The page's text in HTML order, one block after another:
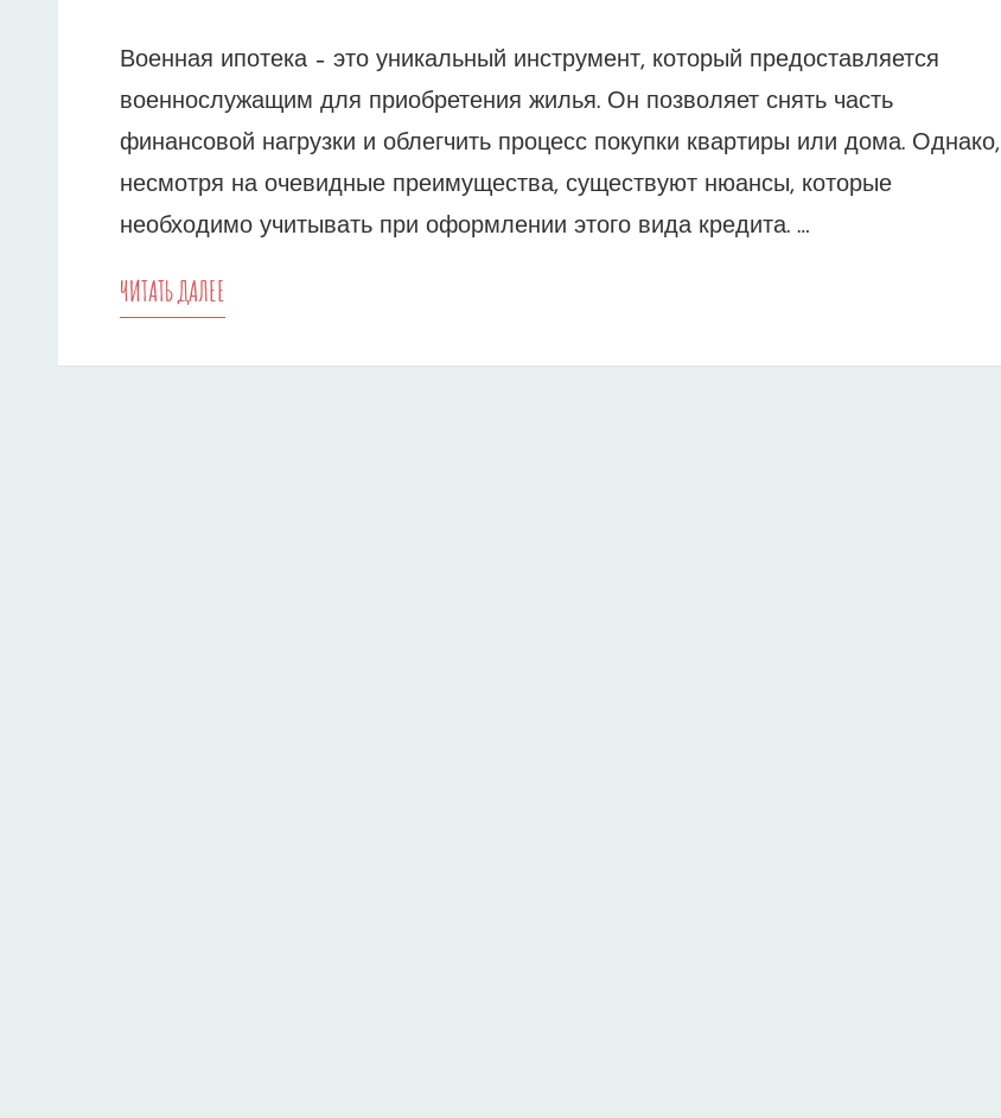
Военная ипотека – это уникальный инструмент, который предоставляется
военнослужащим для приобретения жилья. Он позволяет снять часть
финансовой нагрузки и облегчить процесс покупки квартиры или дома. Однако,
несмотря на очевидные преимущества, существуют нюансы, которые
необходимо учитывать при оформлении этого вида кредита. …
ЧИТАТЬ ДАЛЕЕ